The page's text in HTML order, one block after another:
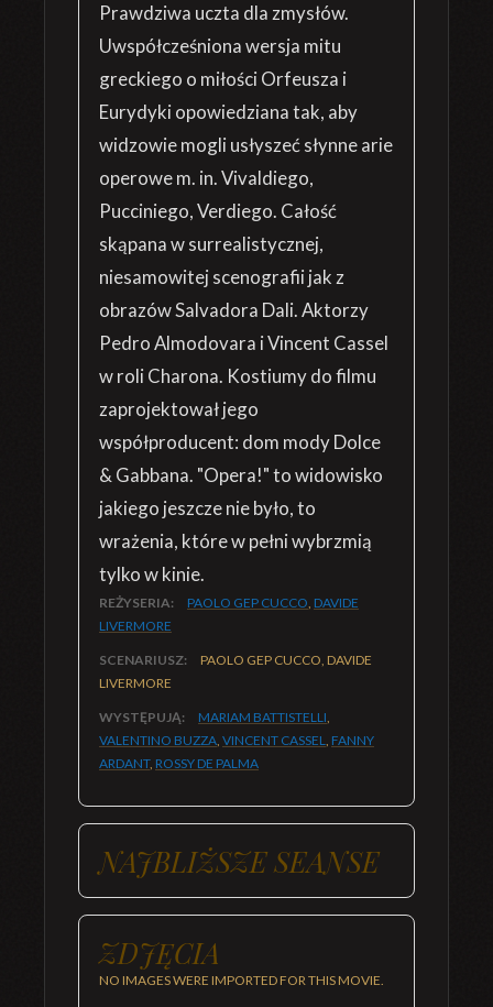
Prawdziwa uczta dla zmysłów.
Uwspółcześniona wersja mitu
greckiego o miłości Orfeusza i
Eurydyki opowiedziana tak, aby
widzowie mogli usłyszeć słynne arie
operowe m. in. Vivaldiego,
Pucciniego, Verdiego. Całość
skąpana w surrealistycznej,
niesamowitej scenografii jak z
obrazów Salvadora Dali. Aktorzy
Pedro Almodovara i Vincent Cassel
w roli Charona. Kostiumy do filmu
zaprojektował jego
współproducent: dom mody Dolce
& Gabbana. "Opera!" to widowisko
jakiego jeszcze nie było, to
wrażenia, które w pełni wybrzmią
tylko w kinie.
REŻYSERIA: PAOLO GEP CUCCO, DAVIDE
LIVERMORE
SCENARIUSZ:
PAOLO GEP CUCCO, DAVIDE
LIVERMORE
WYSTĘPUJĄ: MARIAM BATTISTELLI,
VALENTINO BUZZA, VINCENT CASSEL, FANNY
ARDANT, ROSSY DE PALMA
NAJBLIŻSZE SEANSE
ZDJĘCIA
NO IMAGES WERE IMPORTED FOR THIS MOVIE.